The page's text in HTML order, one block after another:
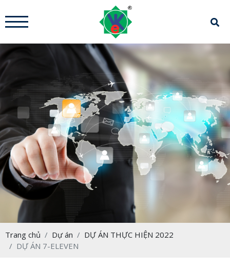
Trang chủ Dự án
DỰ ÁN THỰC HIỆN 2022
DỰ ÁN 7-ELEVEN